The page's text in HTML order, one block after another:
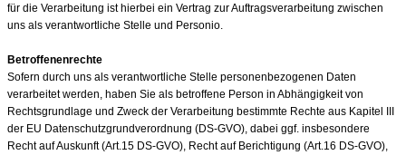
für die Verarbeitung ist hierbei ein Vertrag zur Auftragsverarbeitung zwischen
uns als verantwortliche Stelle und Personio.
Betroffenenrechte
Sofern durch uns als verantwortliche Stelle personenbezogenen Daten
verarbeitet werden, haben Sie als betroffene Person in Abhängigkeit von
Rechtsgrundlage und Zweck der Verarbeitung bestimmte Rechte aus Kapitel III
der EU Datenschutzgrundverordnung (DS-GVO), dabei ggf. insbesondere
Recht auf Auskunft (Art.15 DS-GVO), Recht auf Berichtigung (Art.16 DS-GVO),